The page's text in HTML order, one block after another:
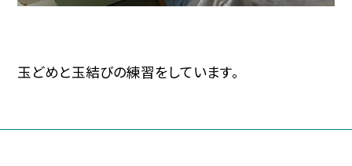
玉どめと玉結びの練習をしています。